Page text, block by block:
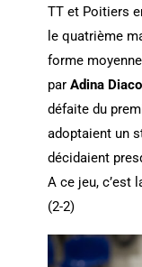
TT et Poitiers
le quatrième
forme
par Adina
défaite du
adoptaient un
décidaient
A ce jeu, c’est
(2-2)